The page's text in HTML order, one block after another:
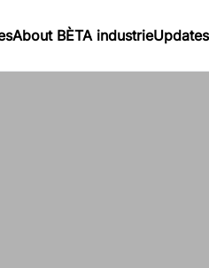
About BÈTA industrieUpdates